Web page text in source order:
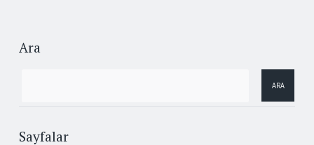
Ara
Sayfalar